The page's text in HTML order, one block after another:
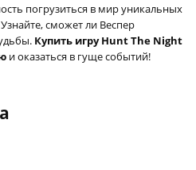
погрузиться в мир уникальных
сможет ли Веспер
Купить игру Hunt The Night
и оказаться в гуще событий!